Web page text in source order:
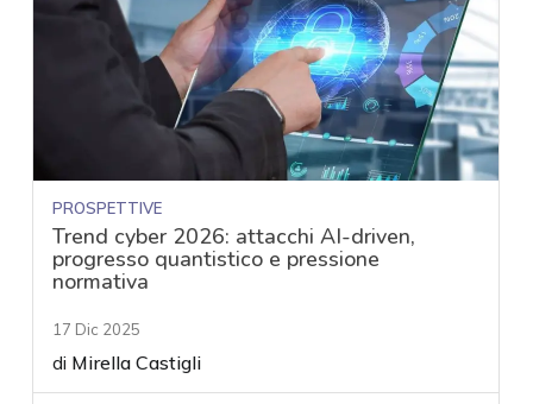
PROSPETTIVE
Trend cyber 2026: attacchi AI-driven,
progresso quantistico e pressione
normativa
17 Dic 2025
di Mirella Castigli